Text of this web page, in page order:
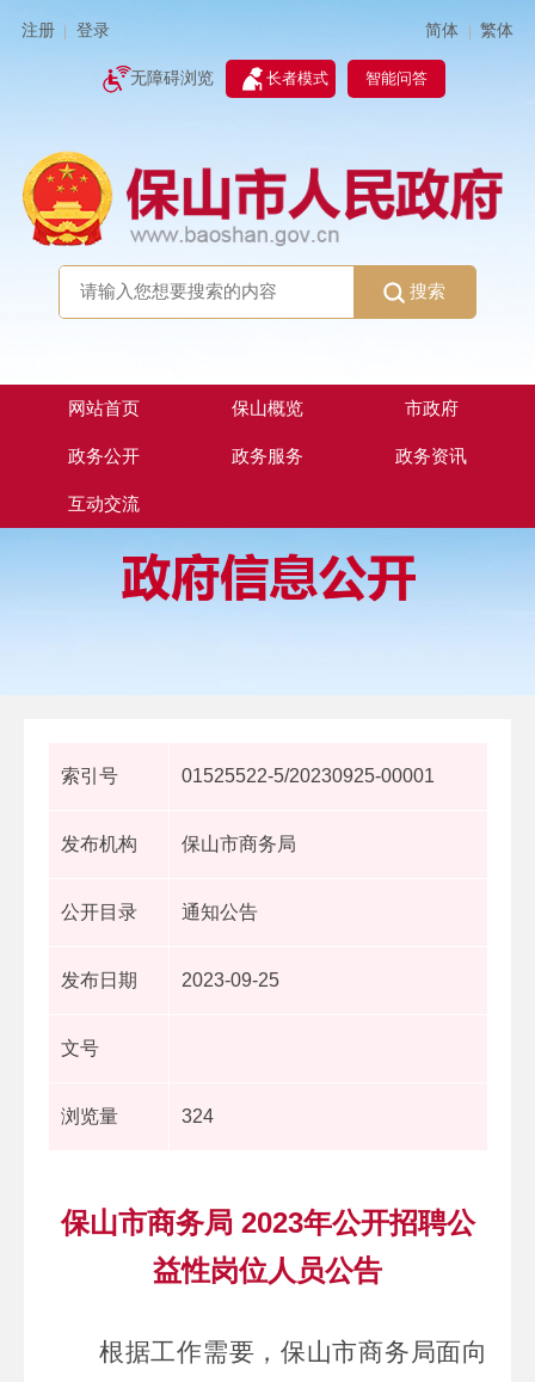
注册 登录 简体 | 繁体
无障碍浏览 长者模式 智能问答
搜索
网站首页 保山概览 市政府
政务公开 政务服务 政务资讯
互动交流
索引号 01525522-5/20230925-00001
发布机构 保山市商务局
公开目录 通知公告
发布日期 2023-09-25
文号
浏览量 324
保山市商务局 2023年公开招聘公
益性岗位人员公告
根据工作需要，保山市商务局面向